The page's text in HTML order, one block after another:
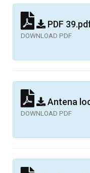
PDF
DOWNLOAD PDF
Antena
DOWNLOAD PDF